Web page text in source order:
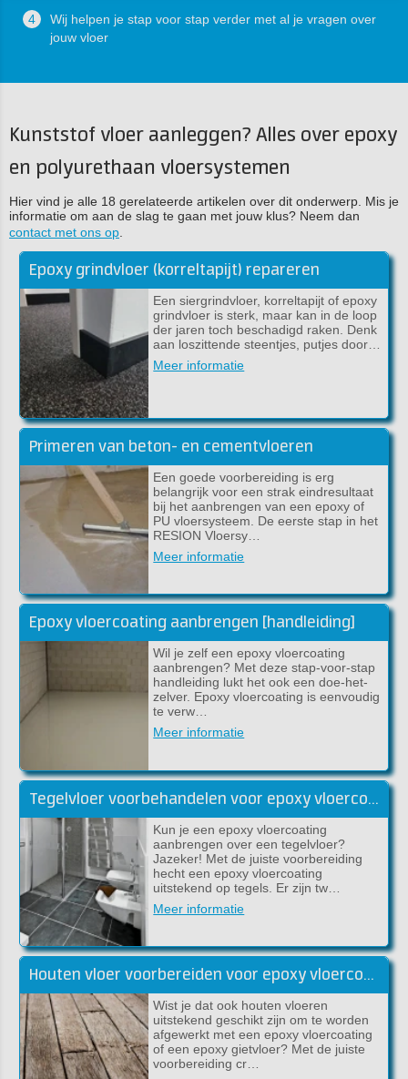
4
Wij helpen je stap voor stap verder met al je vragen over
jouw vloer
Kunststof vloer aanleggen? Alles over epoxy
en polyurethaan vloersystemen
Hier vind je alle 18 gerelateerde artikelen over dit onderwerp. Mis je
informatie om aan de slag te gaan met jouw klus? Neem dan
contact met ons op
Epoxy grindvloer (korreltapijt) repareren
Een siergrindvloer, korreltapijt of epoxy
grindvloer is sterk, maar kan in de loop
der jaren toch beschadigd raken. Denk
aan loszittende steentjes, putjes door…
Meer informatie
Primeren van beton- en cementvloeren
Een goede voorbereiding is erg
belangrijk voor een strak eindresultaat
bij het aanbrengen van een epoxy of
PU vloersysteem. De eerste stap in het
RESION Vloersy…
Meer informatie
Epoxy vloercoating aanbrengen [handleiding]
Wil je zelf een epoxy vloercoating
aanbrengen? Met deze stap-voor-stap
handleiding lukt het ook een doe-het-
zelver. Epoxy vloercoating is eenvoudig
te verw…
Meer informatie
Tegelvloer voorbehandelen voor epoxy vloercoating
Kun je een epoxy vloercoating
aanbrengen over een tegelvloer?
Jazeker! Met de juiste voorbereiding
hecht een epoxy vloercoating
uitstekend op tegels. Er zijn tw…
Meer informatie
Houten vloer voorbereiden voor epoxy vloercoating
Wist je dat ook houten vloeren
uitstekend geschikt zijn om te worden
afgewerkt met een epoxy vloercoating
of een epoxy gietvloer? Met de juiste
voorbereiding cr…